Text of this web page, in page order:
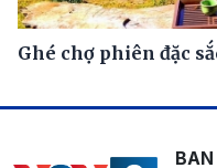
Ghé chợ phiên đặc